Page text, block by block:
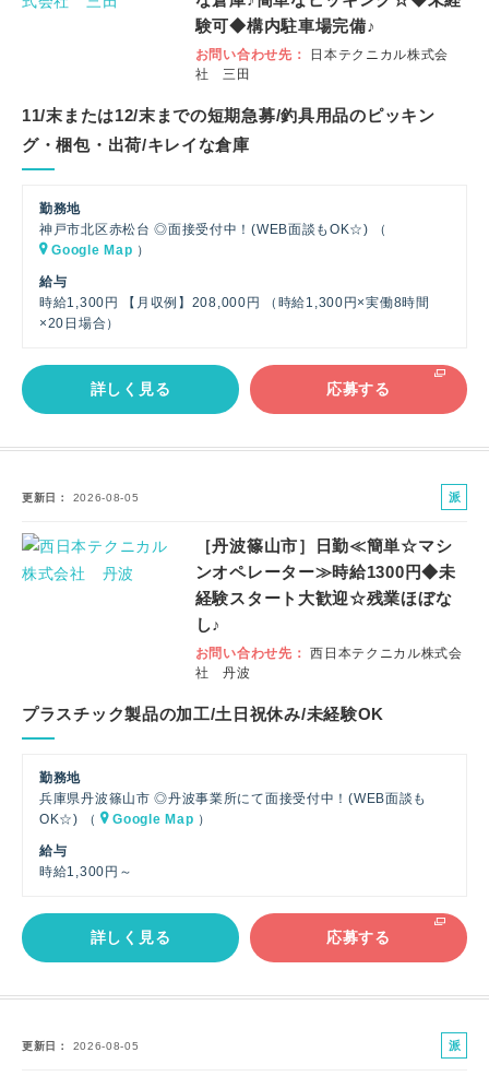
験可◆構内駐車場完備♪
お問い合わせ先
日本テクニカル株式会
社 三田
11/末または12/末までの短期急募/釣具用品のピッキン
グ・梱包・出荷/キレイな倉庫
勤務地
神戸市北区赤松台 ◎面接受付中！(WEB面談もOK☆) （
Google Map ）
給与
時給1,300円 【月収例】208,000円 （時給1,300円×実働8時間
×20日場合）
詳しく見る 応募する
更新日 2026-08-05
派
社
員
［丹波篠山市］日勤≪簡単☆マシ
ンオペレーター≫時給1300円◆未
経験スタート大歓迎☆残業ほぼな
し♪
お問い合わせ先
西日本テクニカル株式会
社 丹波
プラスチック製品の加工/土日祝休み/未経験OK
勤務地
兵庫県丹波篠山市 ◎丹波事業所にて面接受付中！(WEB面談も
OK☆) （
Google Map ）
給与
時給1,300円～
詳しく見る 応募する
更新日 2026-08-05
派